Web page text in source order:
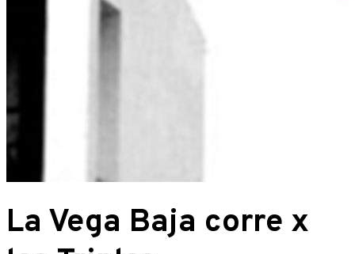
La Vega Baja corre x